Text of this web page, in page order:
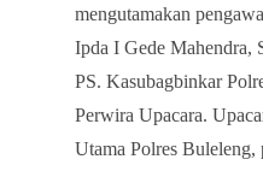
mengutamakan
Ipda I Gede Mahendra,
PS. Kasubagbinkar
Perwira Upacara.
Utama Polres